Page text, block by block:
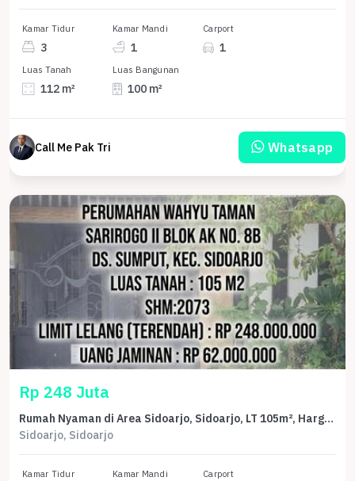
Kamar Tidur
3
Kamar Mandi
1
Carport
1
Luas Tanah
112 m²
Luas Bangunan
100 m²
Call Me Pak Tri Whatsapp
Rp 248 Juta
Rumah Nyaman di Area Sidoarjo, Sidoarjo, LT 105m², Harga 248 Juta
Sidoarjo, Sidoarjo
Kamar Tidur Kamar Mandi Carport